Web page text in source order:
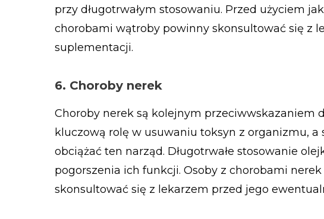
przy długotrwałym stosowaniu. Przed użyciem
chorobami wątroby powinny skonsultować się z
suplementacji.
6. Choroby nerek
Choroby nerek są kolejnym przeciwwskazaniem
kluczową rolę w usuwaniu toksyn z organizmu,
obciążać ten narząd. Długotrwałe stosowanie
pogorszenia ich funkcji. Osoby z chorobami
skonsultować się z lekarzem przed jego